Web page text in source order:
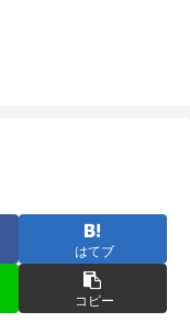
はてブ
コピー